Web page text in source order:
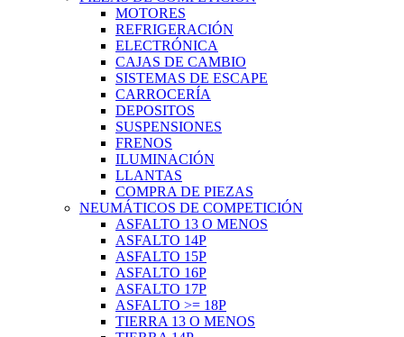
MOTORES
REFRIGERACIÓN
ELECTRÓNICA
CAJAS DE CAMBIO
SISTEMAS DE ESCAPE
CARROCERÍA
DEPOSITOS
SUSPENSIONES
FRENOS
ILUMINACIÓN
LLANTAS
COMPRA DE PIEZAS
NEUMÁTICOS DE COMPETICIÓN
ASFALTO 13 O MENOS
ASFALTO 14P
ASFALTO 15P
ASFALTO 16P
ASFALTO 17P
ASFALTO >= 18P
TIERRA 13 O MENOS